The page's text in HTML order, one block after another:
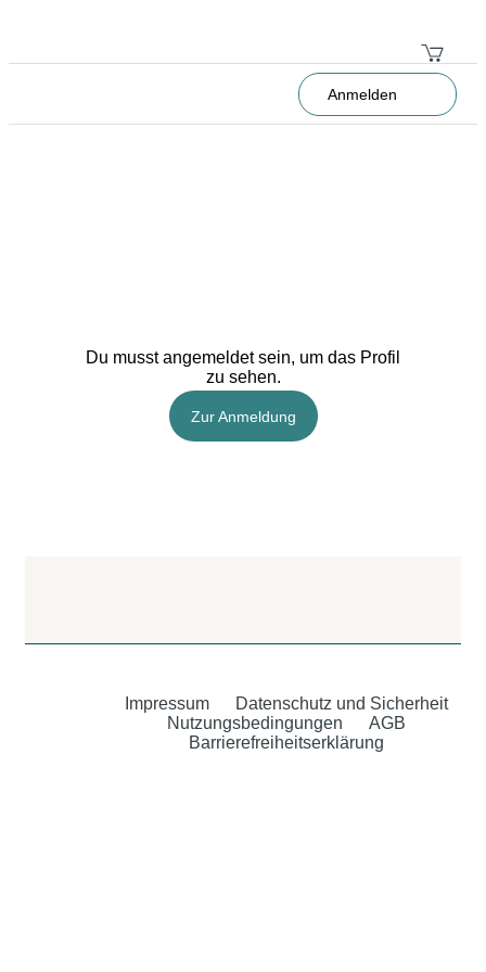
Anmelden
Du musst angemeldet sein, um das Profil
zu sehen.
Zur Anmeldung
Impressum
Datenschutz und Sicherheit
Nutzungsbedingungen
AGB
Barrierefreiheitserklärung